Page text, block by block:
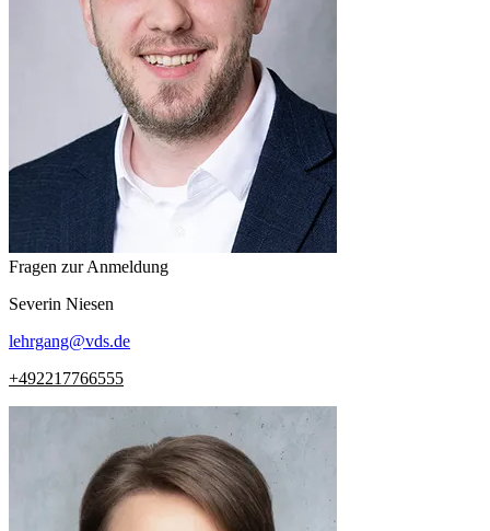
Fragen zur Anmeldung
Severin Niesen
lehrgang@vds.de
+492217766555